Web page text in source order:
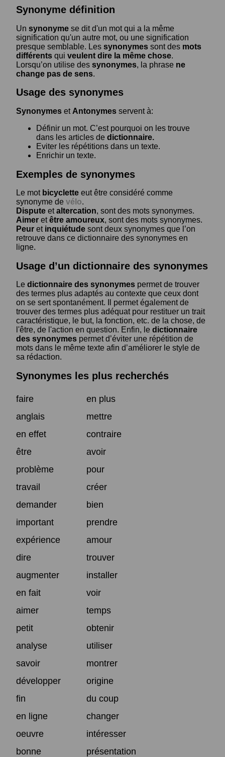
Synonyme définition
Un synonyme se dit d'un mot qui a la même
signification qu'un autre mot, ou une signification
presque semblable. Les synonymes sont des mots
différents qui veulent dire la même chose.
Lorsqu’on utilise des synonymes, la phrase ne
change pas de sens.
Usage des synonymes
Synonymes et Antonymes servent à:
Définir un mot. C’est pourquoi on les trouve
dans les articles de dictionnaire.
Eviter les répétitions dans un texte.
Enrichir un texte.
Exemples de synonymes
Le mot bicyclette eut être considéré comme
synonyme de vélo.
Dispute etaltercation, sont des mots synonymes.
Aimer etêtre amoureux, sont des mots synonymes.
Peur et inquiétude sont deux synonymes que l’on
retrouve dans ce dictionnaire des synonymes en
ligne.
Usage d’un dictionnaire des synonymes
Le dictionnaire des synonymes permet de trouver
des termes plus adaptés au contexte que ceux dont
on se sert spontanément. Il permet également de
trouver des termes plus adéquat pour restituer un trait
caractéristique, le but, la fonction, etc. de la chose, de
l'être, de l'action en question. Enfin, le dictionnaire
des synonymes permet d’éviter une répétition de
mots dans le même texte afin d’améliorer le style de
sa rédaction.
Synonymes les plus recherchés
faire
en plus
anglais
mettre
en effet
contraire
être
avoir
problème
pour
travail
créer
demander
bien
important
prendre
expérience
amour
dire
trouver
augmenter
installer
en fait
voir
aimer
temps
petit
obtenir
analyse
utiliser
savoir
montrer
développer
origine
fin
du coup
en ligne
changer
oeuvre
intéresser
bonne
présentation